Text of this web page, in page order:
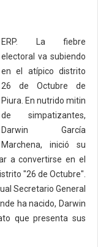
ERP. La fiebre
electoral va subiendo
en el atípico distrito
26 de Octubre de
Piura. En nutrido mitin
de simpatizantes,
Darwin García
Marchena, inició su
a convertirse en el
"26 de Octubre".
Secretario General
ha nacido, Darwin
que presenta sus